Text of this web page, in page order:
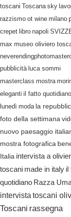
toscani
Toscana sky
razzismo ot wine milano
crepet libro napoli
max museo oliviero
pubblicità luca sommi
masterclass mostra
eleganti il fatto
lunedì moda la
foto della settimana
nuovo paesaggio
mostra fotografica
Italia intervista a
toscani made in italy il
quotidiano Razza
intervista toscani
Toscani rassegna